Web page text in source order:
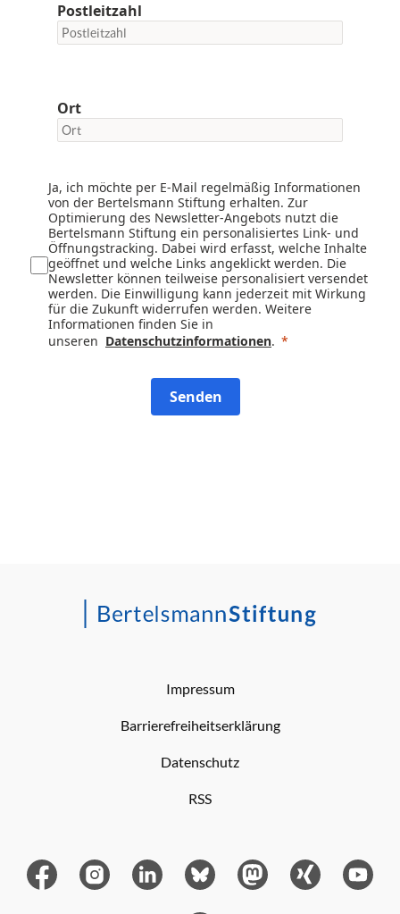
Postleitzahl
Ort
Ja, ich möchte per E-Mail regelmäßig Informationen
von der Bertelsmann Stiftung erhalten. Zur
Optimierung des Newsletter-Angebots nutzt die
Bertelsmann Stiftung ein personalisiertes Link- und
Öffnungstracking. Dabei wird erfasst, welche Inhalte
geöffnet und welche Links angeklickt werden. Die
Newsletter können teilweise personalisiert versendet
werden. Die Einwilligung kann jederzeit mit Wirkung
für die Zukunft widerrufen werden. Weitere
Informationen finden Sie in
unseren Datenschutzinformationen.
Senden
Impressum
Barrierefreiheitserklärung
Datenschutz
RSS